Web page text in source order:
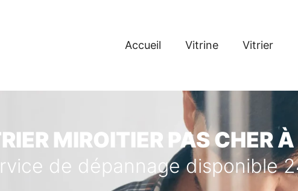
Accueil Vitrine Vitrier
MIROITIER PAS
de dépannage disponible